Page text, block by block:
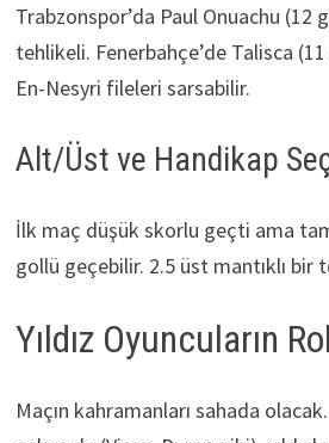
Trabzonspor’da Paul Onuachu (12
tehlikeli. Fenerbahçe’de Talisca
En-Nesyri fileleri sarsabilir.
Alt/Üst ve Handikap
İlk maç düşük skorlu geçti ama
gollü geçebilir. 2.5 üst mantıklı bir
Yıldız Oyuncuların
Maçın kahramanları sahada